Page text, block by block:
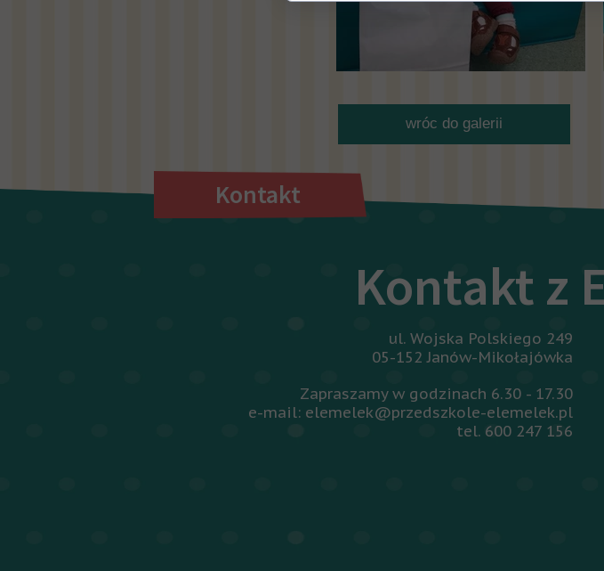
Kontakt
ul. Wojska Polskiego 249
05-152 Janów-Mikołajówka
Zapraszamy w godzinach 6.30 - 17.30
e-mail: elemelek@przedszkole-elemelek.pl
tel. 600 247 156
Kontakt z
wróc do galerii